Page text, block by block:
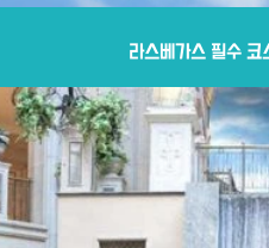
라스베가스 필수